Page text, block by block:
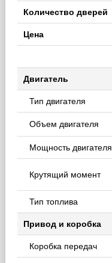
Количество дверей
Цена
Двигатель
Тип двигателя
Объем двигателя
Мощность двигателя
Крутящий момент
Тип топлива
Привод и коробка
Коробка передач